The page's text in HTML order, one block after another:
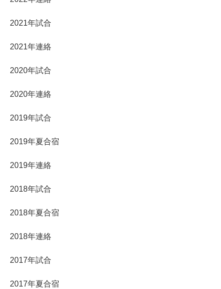
2021年試合
2021年連絡
2020年試合
2020年連絡
2019年試合
2019年夏合宿
2019年連絡
2018年試合
2018年夏合宿
2018年連絡
2017年試合
2017年夏合宿